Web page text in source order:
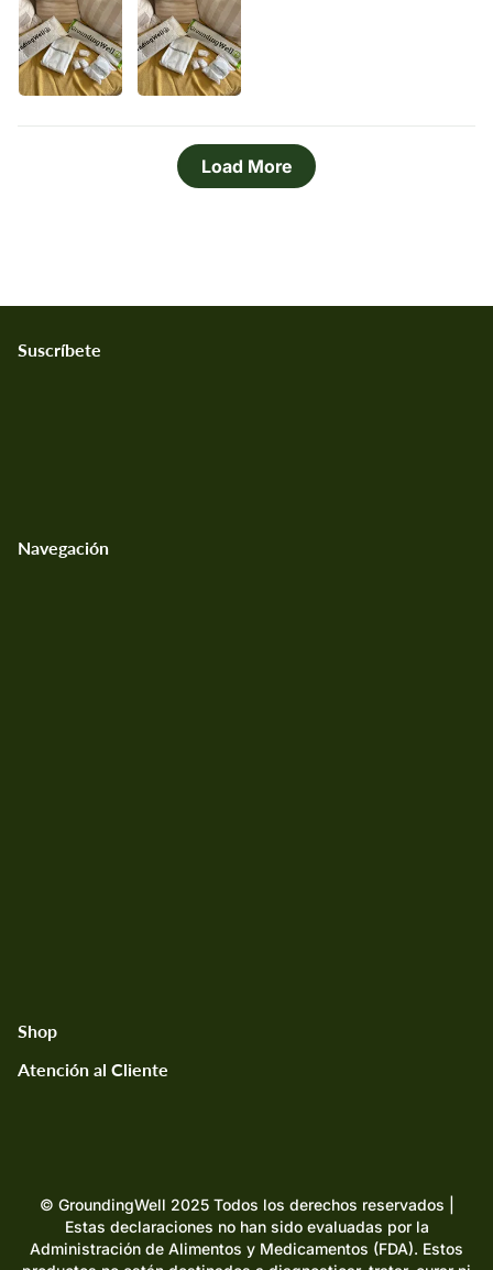
Load More
Navegación
Shop
GroundingWell™ Mat
Atención al Cliente
Suscríbete
© GroundingWell 2025 Todos los derechos reservados |
Estas declaraciones no han sido evaluadas por la
Administración de Alimentos y Medicamentos (FDA). Estos